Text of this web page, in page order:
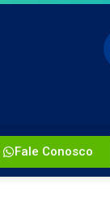
Fale Conosco